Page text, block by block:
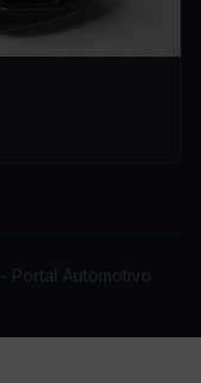
- Portal Automotivo